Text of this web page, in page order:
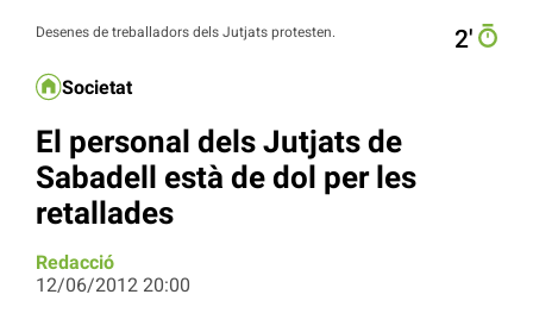
Desenes de treballadors dels Jutjats protesten. 2′
Societat
El personal dels Jutjats de
Sabadell està de dol per les
retallades
Redacció
12/06/2012 20:00